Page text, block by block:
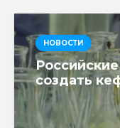
НОВОСТИ
создать